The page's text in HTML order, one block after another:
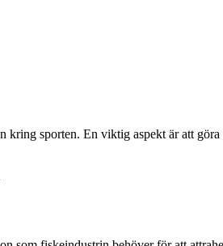
kring sporten. En viktig aspekt är att